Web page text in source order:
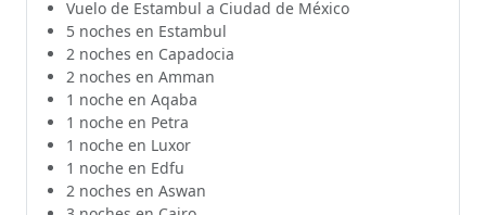
Vuelo de Estambul a Ciudad de México
5 noches en Estambul
2 noches en Capadocia
2 noches en Amman
1 noche en Aqaba
1 noche en Petra
1 noche en Luxor
1 noche en Edfu
2 noches en Aswan